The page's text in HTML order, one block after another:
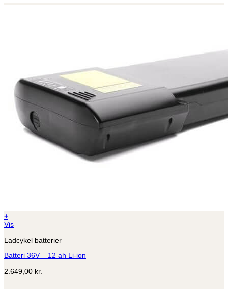
+
Vis
Ladcykel batterier
Batteri 36V – 12 ah Li-ion
2.649,00 kr.